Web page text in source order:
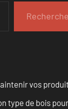
vos
type de bois